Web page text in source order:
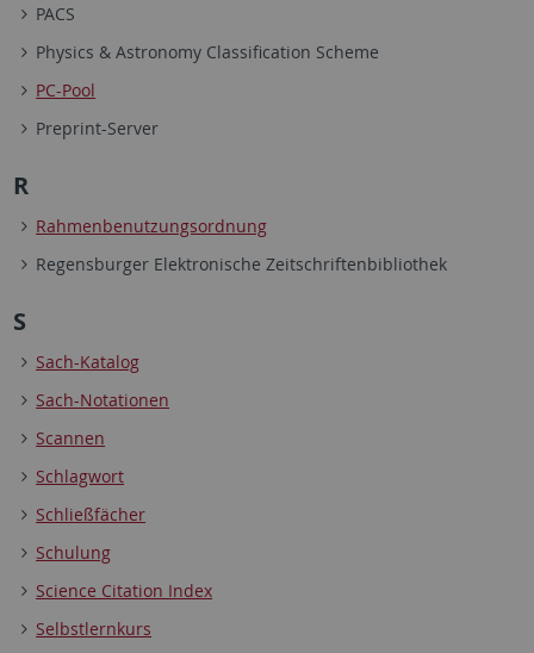
PACS
Physics & Astronomy Classification Scheme
PC-Pool
Preprint-Server
R
Rahmenbenutzungsordnung
Regensburger Elektronische Zeitschriftenbibliothek
S
Sach-Katalog
Sach-Notationen
Scannen
Schlagwort
Schließfächer
Schulung
Science Citation Index
Selbstlernkurs